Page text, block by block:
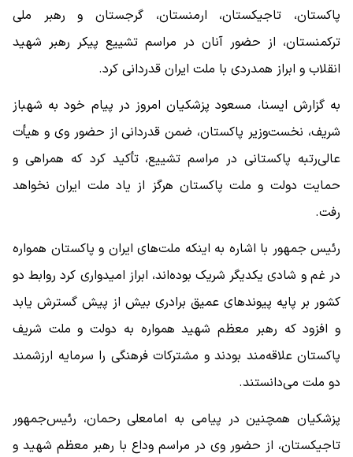
پاکستان، تاجیکستان، ارمنستان، گرجستان و رهبر ملی
ترکمنستان، از حضور آنان در مراسم تشییع پیکر رهبر شهید
انقلاب و ابراز همدردی با ملت ایران قدردانی کرد.
به گزارش ایسنا، مسعود پزشکیان امروز در پیام خود به شهباز
شریف، نخست‌وزیر پاکستان، ضمن قدردانی از حضور وی و هیأت
عالی‌رتبه پاکستانی در مراسم تشییع، تأکید کرد که همراهی و
حمایت دولت و ملت پاکستان هرگز از یاد ملت ایران نخواهد
رفت.
رئیس جمهور با اشاره به اینکه ملت‌های ایران و پاکستان همواره
در غم و شادی یکدیگر شریک بوده‌اند، ابراز امیدواری کرد روابط دو
کشور بر پایه پیوندهای عمیق برادری بیش از پیش گسترش یابد
و افزود که رهبر معظم شهید همواره به دولت و ملت شریف
پاکستان علاقه‌مند بودند و مشترکات فرهنگی را سرمایه ارزشمند
دو ملت می‌دانستند.
پزشکیان همچنین در پیامی به امامعلی رحمان، رئیس‌جمهور
تاجیکستان، از حضور وی در مراسم وداع با رهبر معظم شهید و